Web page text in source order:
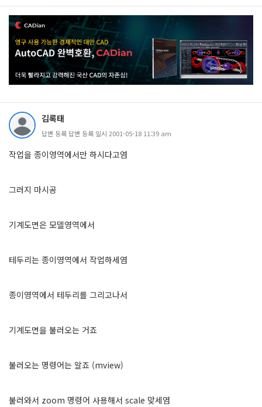
김록태
답변 등록 답변 등록 일시 2001-05-18 11:39 am
작업을 종이영역에서만 하시다고염
그러지 마시공
기계도면은 모델영역에서
테두리는 종이영역에서 작업하세염
종이영역에서 테두리를 그리고나서
기계도면을 불러오는 거죠
불러오는 명령어는 알죠 (mview)
불러와서 zoom 명령어 사용해서 scale 맞세염